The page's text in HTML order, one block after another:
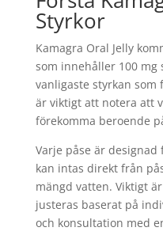
Styrkor
Kamagra Oral Jelly
som innehåller 100
vanligaste styrkan
är viktigt att notera att
förekomma beroende
Varje påse är
kan intas direkt från
mängd vatten. Viktigt
justeras baserat på
och konsultation med